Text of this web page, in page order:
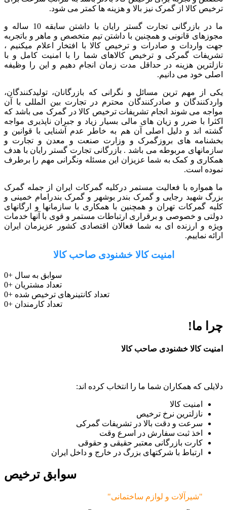
ترخیص کالا از گمرک نیز بالا و هزینه ها کمتر می شود.
ما در بازرگانی تجارت گستر رایان با داشتن سابقه 10 ساله و
مجوزهای قانونی و همچنین با داشتن تیم متخصص و ماهر و باتجربه
جهت واردات و صادرات و ترخیص کالا با افتخار اعلام میکنیم ،
تشریفات گمرکی و ترخیص کالاهای شما را با امنیت کامل و با
نازلترین هزینه در حداقل مدت زمان انجام دهیم و این را وظیفه
اصلی خود می دانیم.
یکی از مهم ترین مسائل و نگرانی که بازرگانان، تولیدکنندگان،
واردکنندگان و صادرکنندگان محترم در تجارت بین المللی با آن
مواجه می شوند انجام تشریفات ترخیص کالا در گمرک می باشد که
اکثرا با ضرر و زیان های مالی بسیار زیاد و جبران ناپذیری مواجه
گشته اند و دلیل اصلی آن هم به خاطر عدم آشنایی با قوانین و
بخشنامه های بروزگمرک و وزارت صنعت و معدن و تجارت و
سازمانهای مربوطه می باشد . بازرگانی تجارت گستر رایان با هدف
همکاری و کمک به شما عزیزان این مسئله ونگرانی مهم را برطرف
نموده است.
ما همواره با فعالیت مستمر درکلیه گمرکات ایران از جمله گمرک
بزرگ شهید رجایی و گمرک بندر بوشهر و گمرک بندرامام خمینی و
کلیه گمرکات تهران و همچنین با همکاری با سازمانها و ارگانهای
دولتی و خصوصی و برقراری ارتباطات مستمر و قوی با آنها خدمات
ویژه و ارزنده ای به شما فعالان اقتصادی کشور عزیزمان ایران
ارائه نماییم.
امنیت کالا خشنودی صاحب کالا
0+ سوابق به سال
0+ تعداد مشتریان
0+ تعداد کانتینرهای ترخیص شده
0+ تعداد کارمندان
چرا ما!
امنیت کالا خشنودی صاحب کالا
دلایلی که همکاران شما ما را انتخاب کرده اند:
امنیت کالا
نازلترین نرخ ترخیص
سرعت و دقت بالا در تشریفات گمرکی
اخذ ثبت سفارش در اسرع وقت
کارت بازرگانی معتبر حقیقی و حقوقی
ارتباط با شرکتهای بزرگ در خارج و داخل ایران
سوابق ترخیص
"شیرآلات و لوازم ساختمانی"